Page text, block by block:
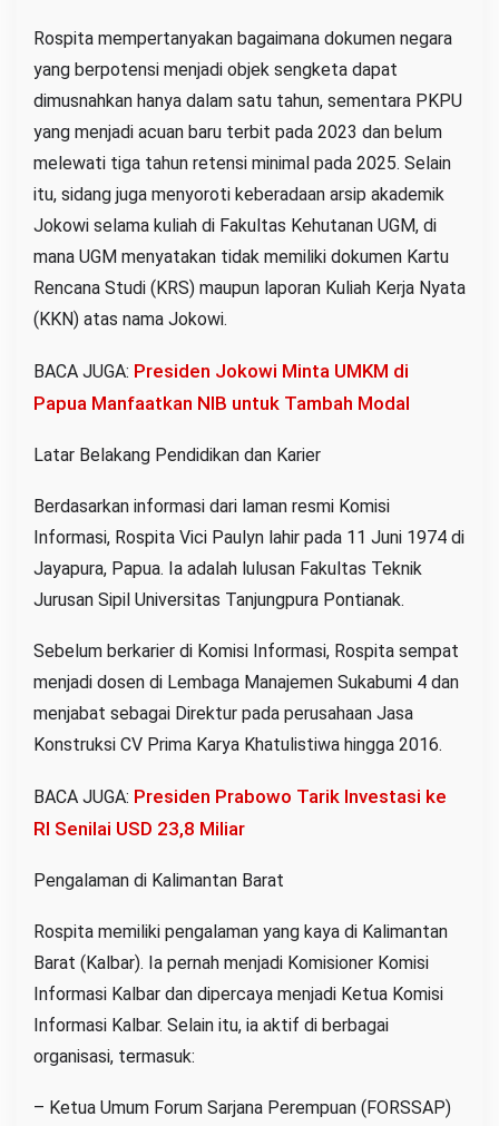
Rospita mempertanyakan bagaimana dokumen negara
yang berpotensi menjadi objek sengketa dapat
dimusnahkan hanya dalam satu tahun, sementara PKPU
yang menjadi acuan baru terbit pada 2023 dan belum
melewati tiga tahun retensi minimal pada 2025. Selain
itu, sidang juga menyoroti keberadaan arsip akademik
Jokowi selama kuliah di Fakultas Kehutanan UGM, di
mana UGM menyatakan tidak memiliki dokumen Kartu
Rencana Studi (KRS) maupun laporan Kuliah Kerja Nyata
(KKN) atas nama Jokowi.
BACA JUGA: Presiden Jokowi Minta UMKM di
Papua Manfaatkan NIB untuk Tambah Modal
Latar Belakang Pendidikan dan Karier
Berdasarkan informasi dari laman resmi Komisi
Informasi, Rospita Vici Paulyn lahir pada 11 Juni 1974 di
Jayapura, Papua. Ia adalah lulusan Fakultas Teknik
Jurusan Sipil Universitas Tanjungpura Pontianak.
Sebelum berkarier di Komisi Informasi, Rospita sempat
menjadi dosen di Lembaga Manajemen Sukabumi 4 dan
menjabat sebagai Direktur pada perusahaan Jasa
Konstruksi CV Prima Karya Khatulistiwa hingga 2016.
BACA JUGA: Presiden Prabowo Tarik Investasi ke
RI Senilai USD 23,8 Miliar
Pengalaman di Kalimantan Barat
Rospita memiliki pengalaman yang kaya di Kalimantan
Barat (Kalbar). Ia pernah menjadi Komisioner Komisi
Informasi Kalbar dan dipercaya menjadi Ketua Komisi
Informasi Kalbar. Selain itu, ia aktif di berbagai
organisasi, termasuk:
– Ketua Umum Forum Sarjana Perempuan (FORSSAP)